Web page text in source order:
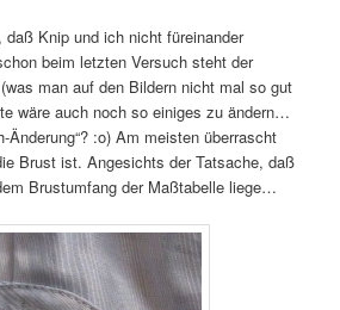
Knip und ich nicht füreinander
beim letzten Versuch steht der
man auf den Bildern nicht mal so gut
wäre auch noch so einiges zu ändern…
Änderung“? :o) Am meisten überrascht
Brust ist. Angesichts der Tatsache, daß
Brustumfang der Maßtabelle liege…